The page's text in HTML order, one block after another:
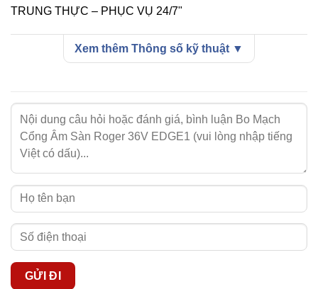
>> Thông số kỹ thuật
Điện áp ra motor: 36V DC (Cấp nguồn cho tối đa 2
động cơ Brushless).
Công suất tối đa:250W mỗi motor.
Cấp độ bảo vệ
Nhiệt độ hoạt động
TRUNG THỰC – PHỤC VỤ 24/7"
Xem thêm Thông số kỹ thuật ▼